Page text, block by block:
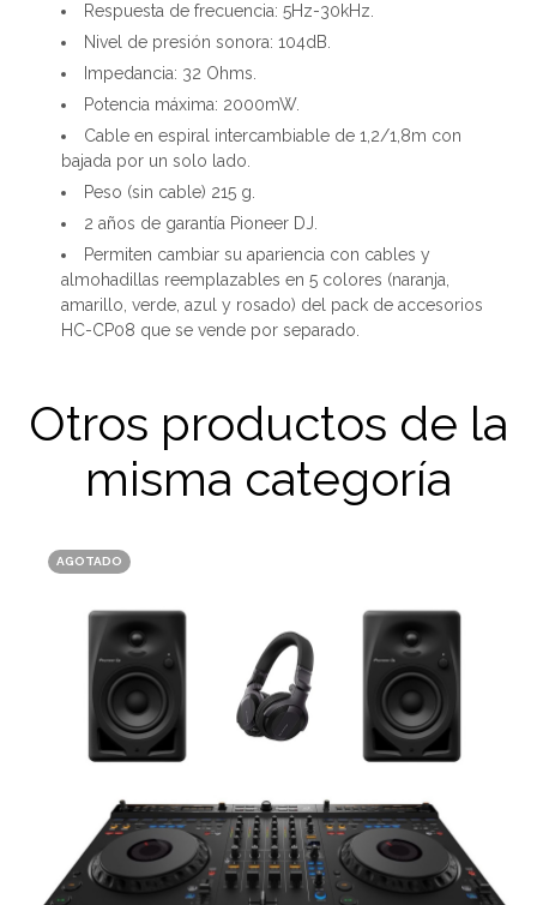
Respuesta de frecuencia: 5Hz-30kHz.
Nivel de presión sonora: 104dB.
Impedancia: 32 Ohms.
Potencia máxima: 2000mW.
Cable en espiral intercambiable de 1,2/1,8m con
bajada por un solo lado.
Peso (sin cable) 215 g.
2 años de garantía Pioneer DJ.
Permiten cambiar su apariencia con cables y
almohadillas reemplazables en 5 colores (naranja,
amarillo, verde, azul y rosado) del pack de accesorios
HC-CP08 que se vende por separado.
Otros productos de la
misma categoría
AGOTADO